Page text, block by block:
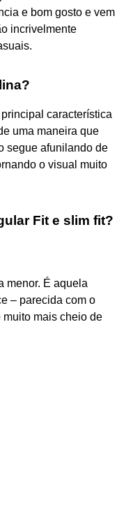
e bom gosto e vem
incrivelmente
característica
uma maneira que
segue afunilando de
o visual muito
Fit e slim fit?
menor. É aquela
– parecida com o
muito mais cheio de